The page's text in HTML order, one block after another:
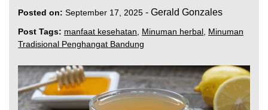
Posted on: September 17, 2025 - Gerald Gonzales
Post Tags: manfaat kesehatan, Minuman herbal, Minuman
Tradisional Penghangat Bandung